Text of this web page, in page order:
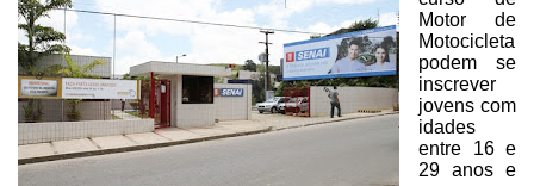
Motor de
Motocicleta
podem se
inscrever
jovens com
idades
entre 16 e
29 anos e